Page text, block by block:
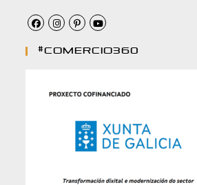
#comercio360